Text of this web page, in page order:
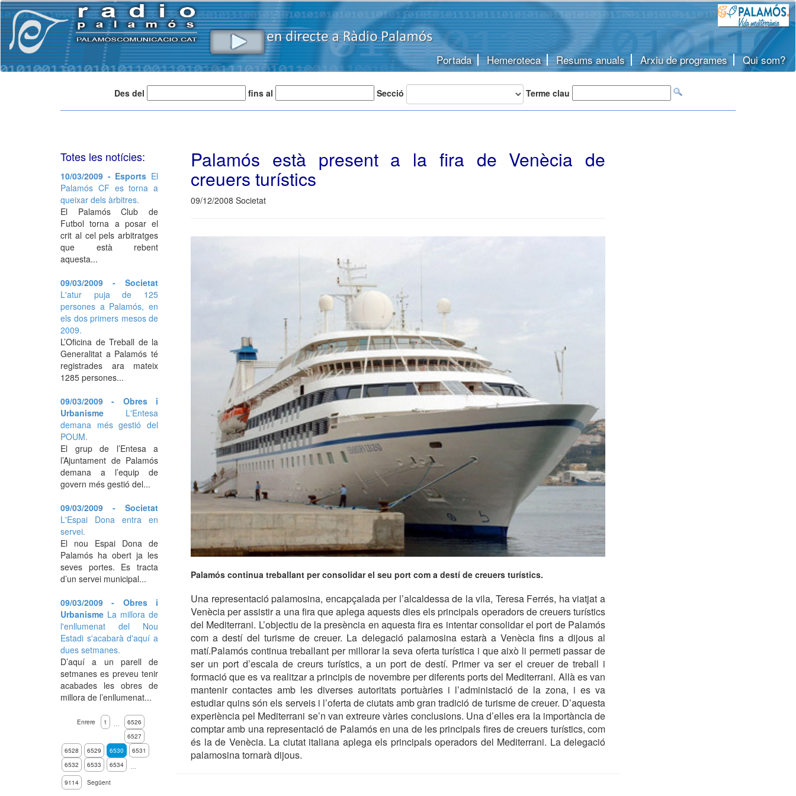
Portada Hemeroteca Resums anuals Arxiu de programes Qui som?
Des del fins al Secció Terme clau
Palamós està present a la fira de Venècia de
creuers turístics
09/12/2008 Societat
Palamós continua treballant per consolidar el seu port com a destí de creuers turístics.
Una representació palamosina, encapçalada per l’alcaldessa de la vila, Teresa Ferrés, ha viatjat a
Venècia per assistir a una fira que aplega aquests dies els principals operadors de creuers turístics
del Mediterrani. L’objectiu de la presència en aquesta fira es intentar consolidar el port de Palamós
com a destí del turisme de creuer. La delegació palamosina estarà a Venècia fins a dijous al
matí.Palamós continua treballant per millorar la seva oferta turística i que això li permeti passar de
ser un port d’escala de creurs turístics, a un port de destí. Primer va ser el creuer de treball i
formació que es va realitzar a principis de novembre per diferents ports del Mediterrani. Allà es van
mantenir contactes amb les diverses autoritats portuàries i l’administació de la zona, i es va
estudiar quins són els serveis i l’oferta de ciutats amb gran tradició de turisme de creuer. D’aquesta
experiència pel Mediterrani se’n van extreure vàries conclusions. Una d’elles era la importància de
comptar amb una representació de Palamós en una de les principals fires de creuers turístics, com
és la de Venècia. La ciutat italiana aplega els principals operadors del Mediterrani. La delegació
palamosina tornarà dijous.
Totes les notícies:
10/03/2009 - Esports El
Palamós CF es torna a
queixar dels àrbitres.
El Palamós Club de
Futbol torna a posar el
crit al cel pels arbitratges
que està rebent
aquesta...
09/03/2009 - Societat
L'atur puja de 125
persones a Palamós, en
els dos primers mesos de
2009.
L’Oficina de Treball de la
Generalitat a Palamós té
registrades ara mateix
1285 persones...
09/03/2009 - Obres i
Urbanisme L'Entesa
demana més gestió del
POUM.
El grup de l’Entesa a
l’Ajuntament de Palamós
demana a l’equip de
govern més gestió del...
09/03/2009 - Societat
L'Espai Dona entra en
servei.
El nou Espai Dona de
Palamós ha obert ja les
seves portes. Es tracta
d’un servei municipal...
09/03/2009 - Obres i
Urbanisme La millora de
l'enllumenat del Nou
Estadi s'acabarà d'aquí a
dues setmanes.
D’aquí a un parell de
setmanes es preveu tenir
acabades les obres de
millora de l’enllumenat...
Enrere 1 …
6526
6527
6528
6529 6530
6531
6532
6533 6534
…
9114
Següent